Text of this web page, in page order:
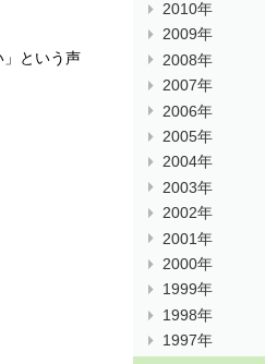
という声
2010年
2009年
2008年
2007年
2006年
2005年
2004年
2003年
2002年
2001年
2000年
1999年
1998年
1997年